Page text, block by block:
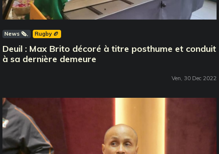
News 🗞️ Rugby 🏉
Deuil : Max Brito décoré à titre posthume et conduit
à sa dernière demeure
Ven, 30 Dec 2022